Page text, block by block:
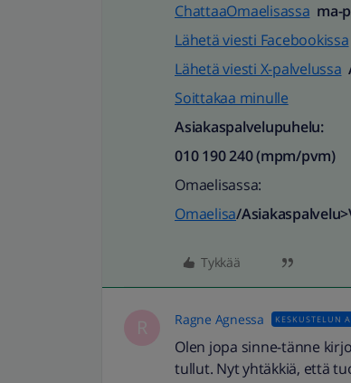
ChattaaOmaelisassa ma-
Lähetä viesti Facebookissa
Lähetä viesti X-palvelussa
Soittakaa minulle
Asiakaspalvelupuhelu:
010 190 240 (mpm/pvm)​
Omaelisassa:
Omaelisa/
Tykkää
R Ragne Agnessa KESKUSTELUN
Olen jopa sinne-tänne
tullut. Nyt yhtäkkiä, että